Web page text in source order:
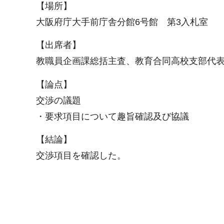
【場所】
大阪府庁大手前庁舎分館6号館 第3入札室
【出席者】
教職員企画課総括主査、教育合同高校支部代
【論点】
交渉の議題
・要求項目について趣旨確認及び協議
【結論】
交渉項目を確認した。